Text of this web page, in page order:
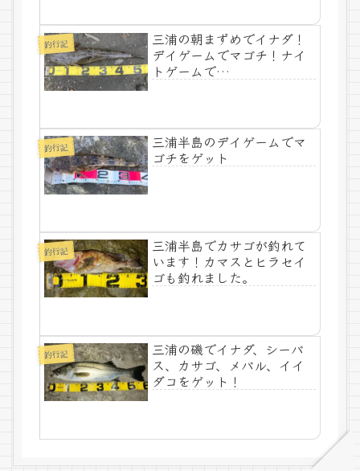
釣行記
三浦の朝まずめでイナダ！
デイゲームでマゴチ！ナイ
トゲームで…
釣行記
三浦半島のデイゲームでマ
ゴチをゲット
釣行記
三浦半島でカサゴが釣れて
います！カマスとヒラセイ
ゴも釣れました。
釣行記
三浦の磯でイナダ、シーバ
ス、カサゴ、メバル、イイ
ダコをゲット！